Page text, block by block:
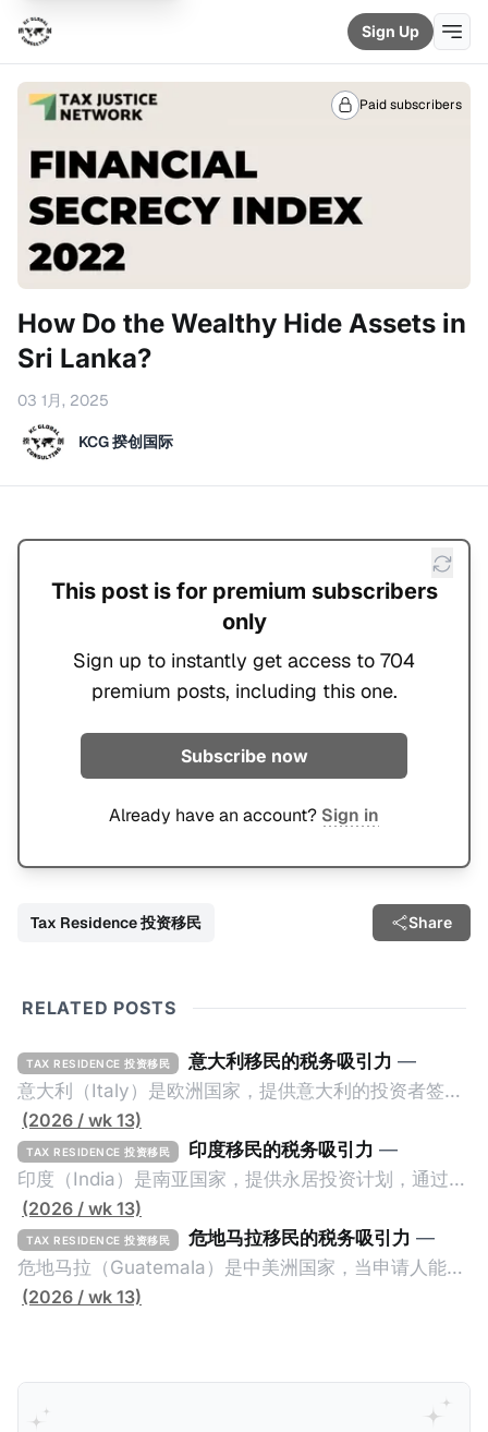
Sign Up
Paid subscribers
How Do the Wealthy Hide Assets in
Sri Lanka?
03 1月, 2025
KCG 揆创国际
This post is for premium subscribers
only
Sign up to instantly get access to 704
premium posts, including this one.
Subscribe now
Already have an account? Sign in
Tax Residence 投资移民 Share
RELATED POSTS
TAX RESIDENCE 投资移民 意大利移民的税务吸引力 —
意大利（Italy）是欧洲国家，提供意大利的投资者签证
计划。申请人必须满足至少以下一项标准才能获得两年
投资者签证： * 投资200万欧元意大利政府债券； * 投
资50万欧元意大利股票； * 投资25万欧元于创新初创
企业；或 * 向意大利公共利益项目捐赠100万欧元。 当
投资者在居留许可证有效期的两年内保持投资，则可以
在居留证到期日前至少60天申请续签3年。当投资者经
过五年的实际居留（每年在意大利停留270天），申请
吸引力吗？我们来看看：
(2026 / wk 13)
TAX RESIDENCE 投资移民 印度移民的税务吸引力 —
印度（India）是南亚国家，提供永居投资计划，通过满
足特定的标准获得居留权。印度的永居投资计划要求申
请人透过外国直接投资（FDI）途径投资印度： * 申请
人必须在18个月内投资至少1亿卢比（约合773万人民
币）或36个月内投资至少2.5亿卢比（约合1933万人民
的财务能力和专业知识； * 申请人必须在印度就业务注
册公司，并提供公司注册证书和注册企业的介绍/支持信
(2026 / wk 13)
TAX RESIDENCE 投资移民 危地马拉移民的税务吸引力 —
危地马拉（Guatemala）是中美洲国家，当申请人能够
证明被动收入或养老金收入，那么可以申请永久居留计
增加300美元（折合约人民币2千）。 申请人提交材料
包括：申请表、护照、无犯罪证明，以及最后一次进入
(2026 / wk 13)